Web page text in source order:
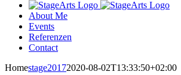
About Me
Events
Referenzen
Contact
Homestage20172020-08-02T13:33:50+02:00